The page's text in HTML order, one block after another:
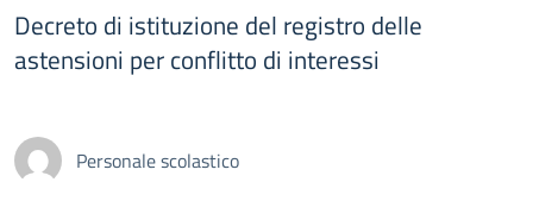
Decreto di istituzione del registro delle
astensioni per conflitto di interessi
Personale scolastico